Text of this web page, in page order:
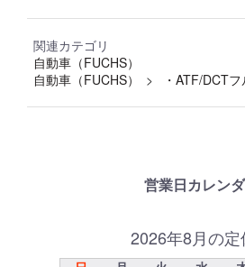
関連カテゴリ
自動車（FUCHS）
自動車（FUCHS）
・ATF/DCT
営業日カレン
2026年8月の定